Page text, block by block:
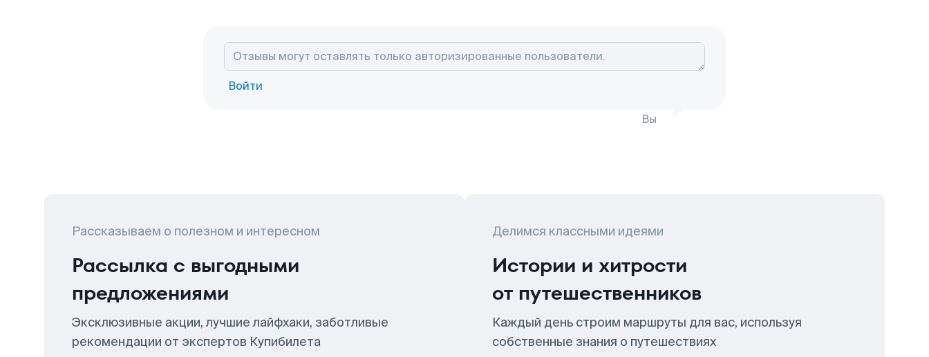
Войти
Вы
Рассказываем о полезном и интересном
Рассылка с выгодными
предложениями
Эксклюзивные акции, лучшие лайфхаки, заботливые
рекомендации от экспертов Купибилета
Делимся классными идеями
Истории и хитрости
от путешественников
Каждый день строим маршруты для вас, используя
собственные знания о путешествиях